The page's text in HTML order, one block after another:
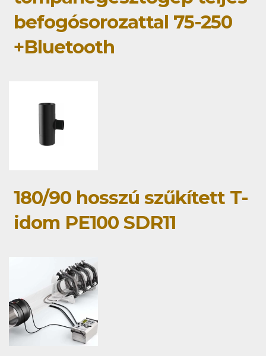
befogósorozattal 75-250
+Bluetooth
180/90 hosszú szűkített T-
idom PE100 SDR11